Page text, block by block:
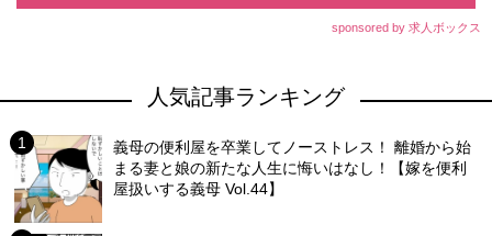
sponsored by 求人ボックス
人気記事ランキング
義母の便利屋を卒業してノーストレス！ 離婚から始
まる妻と娘の新たな人生に悔いはなし！【嫁を便利
屋扱いする義母 Vol.44】